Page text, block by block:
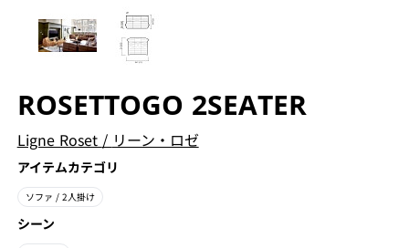
ROSETTOGO 2SEATER
Ligne Roset / リーン・ロゼ
アイテムカテゴリ
ソファ / 2人掛け
シーン